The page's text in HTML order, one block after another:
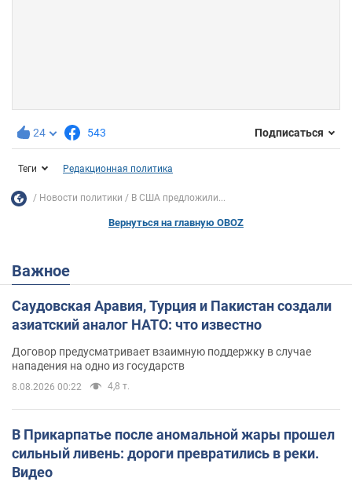
24 543 Подписаться
Теги Редакционная политика
Новости политики В США предложили...
Вернуться на главную OBOZ
Важное
Саудовская Аравия, Турция и Пакистан создали
азиатский аналог НАТО: что известно
Договор предусматривает взаимную поддержку в случае
нападения на одно из государств
8.08.2026 00:22 4,8 т.
В Прикарпатье после аномальной жары прошел
сильный ливень: дороги превратились в реки.
Видео